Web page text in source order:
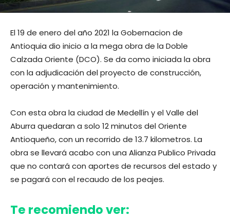
El 19 de enero del año 2021 la Gobernacion de
Antioquia dio inicio a la mega obra de la Doble
Calzada Oriente (DCO). Se da como iniciada la obra
con la adjudicación del proyecto de construcción,
operación y mantenimiento.
Con esta obra la ciudad de Medellín y el Valle del
Aburra quedaran a solo 12 minutos del Oriente
Antioqueño, con un recorrido de 13.7 kilometros. La
obra se llevará acabo con una Alianza Publico Privada
que no contará con aportes de recursos del estado y
se pagará con el recaudo de los peajes.
Te recomiendo ver: